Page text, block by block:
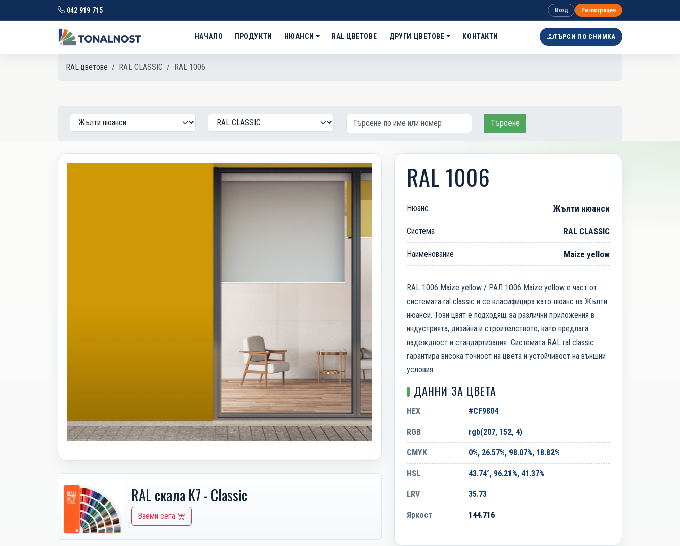
042 919 715 Вход Регистрация
НАЧАЛО ПРОДУКТИ НЮАНСИ RAL ЦВЕТОВЕ ДРУГИ ЦВЕТОВЕ КОНТАКТИ ТЪРСИ ПО СНИМКА
RAL цветове RAL CLASSIC RAL 1006
Търсене
RAL скала K7 - Classic
Вземи сега
RAL 1006
Нюанс Жълти нюанси
Система RAL CLASSIC
Наименование Maize yellow
RAL 1006 Maize yellow / РАЛ 1006 Maize yellow е част от
системата ral classic и се класифицира като нюанс на Жълти
нюанси. Този цвят е подходящ за различни приложения в
индустрията, дизайна и строителството, като предлага
надеждност и стандартизация. Системата RAL ral classic
гарантира висока точност на цвета и устойчивост на външни
условия.
ДАННИ ЗА ЦВЕТА
HEX #CF9804
RGB rgb(207, 152, 4)
CMYK 0%, 26.57%, 98.07%, 18.82%
HSL 43.74°, 96.21%, 41.37%
LRV 35.73
Яркост 144.716